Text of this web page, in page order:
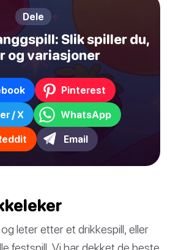
Dele
Slik spiller du,
og variasjoner
Pinterest
/ X WhatsApp
Email
leter etter et drikkespill, eller